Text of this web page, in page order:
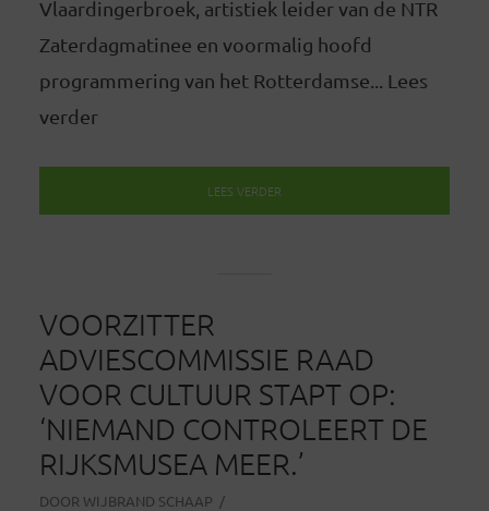
Vlaardingerbroek, artistiek leider van de NTR
Zaterdagmatinee en voormalig hoofd
programmering van het Rotterdamse... Lees
verder
LEES VERDER
VOORZITTER
ADVIESCOMMISSIE RAAD
VOOR CULTUUR STAPT OP:
‘NIEMAND CONTROLEERT DE
RIJKSMUSEA MEER.’
DOOR WIJBRAND SCHAAP